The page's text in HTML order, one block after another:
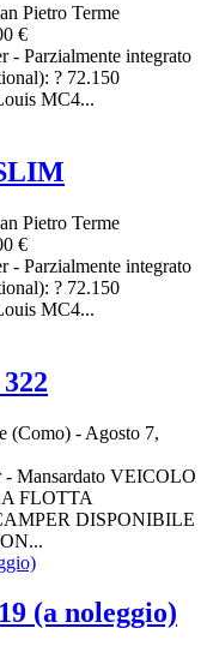
Pietro Terme
€
Parzialmente integrato
? 72.150
MC4...
Pietro Terme
€
Parzialmente integrato
? 72.150
MC4...
(Como) - Agosto 7,
Mansardato VEICOLO
FLOTTA
DISPONIBILE
(a noleggio)